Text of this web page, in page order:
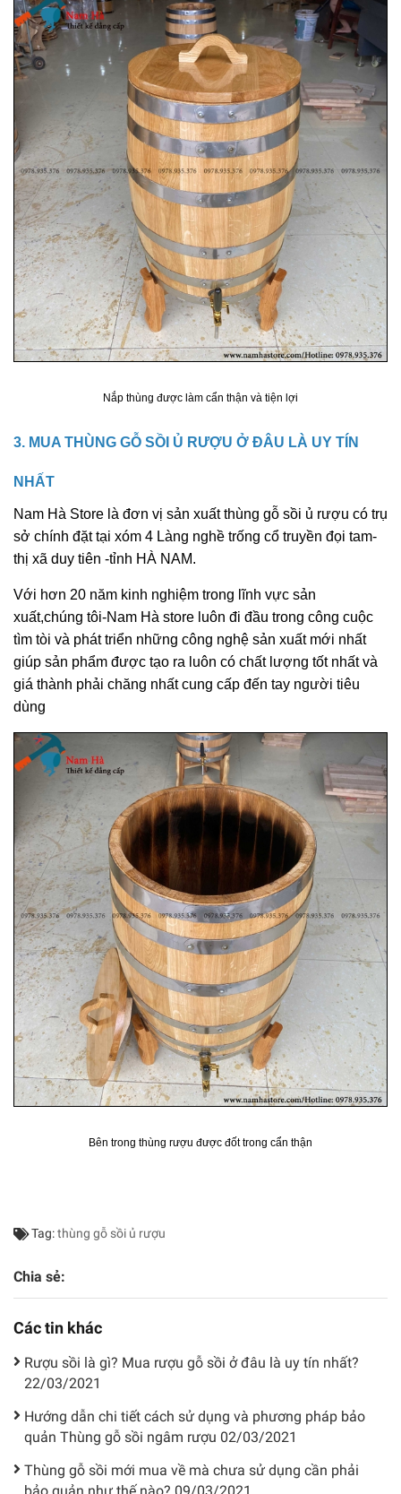
Nắp thùng được làm cẩn thận và tiện lợi
3. MUA THÙNG GỖ SỒI Ủ RƯỢU Ở ĐÂU LÀ UY TÍN
NHẤT
Nam Hà Store là đơn vị sản xuất thùng gỗ sồi ủ rượu có trụ
sở chính đặt tại xóm 4 Làng nghề trống cổ truyền đọi tam-
thị xã duy tiên -tỉnh HÀ NAM.
Với hơn 20 năm kinh nghiệm trong lĩnh vực sản
xuất,chúng tôi-Nam Hà store luôn đi đầu trong công cuộc
tìm tòi và phát triển những công nghệ sản xuất mới nhất
giúp sản phẩm được tạo ra luôn có chất lượng tốt nhất và
giá thành phải chăng nhất cung cấp đến tay người tiêu
dùng
Bên trong thùng rượu được đốt trong cẩn thận
Tag:thùng gỗ sồi ủ rượu
Chia sẻ:
Các tin khác
Rượu sồi là gì? Mua rượu gỗ sồi ở đâu là uy tín nhất?
22/03/2021
Hướng dẫn chi tiết cách sử dụng và phương pháp bảo
quản Thùng gỗ sồi ngâm rượu 02/03/2021
Thùng gỗ sồi mới mua về mà chưa sử dụng cần phải